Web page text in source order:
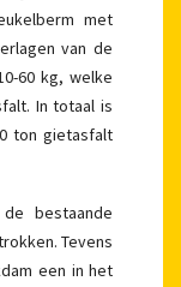
met
van de
60 kg, welke
In totaal is
ton gietasfalt
bestaande
Tevens
een in het